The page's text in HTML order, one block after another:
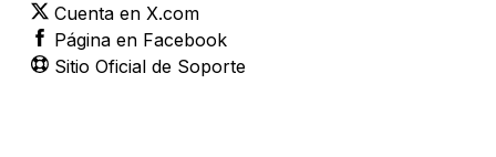
Cuenta en X.com
Página en Facebook
Sitio Oficial de Soporte